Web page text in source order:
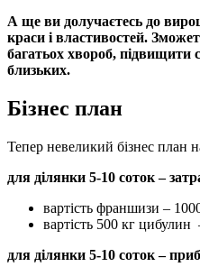
А ще ви долучаєтесь до
краси і властивостей.
багатьох хвороб, підвищити
близьких.
Бізнес план
Тепер невеликий бізнес план
для ділянки 5-10 соток –
вартість франшизи –
вартість 500 кг
для ділянки 5-10 соток –